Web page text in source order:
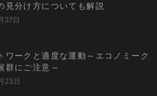
見分け方についても解説
27日
ワークと適度な運動～エコノミーク
群にご注意～
23日